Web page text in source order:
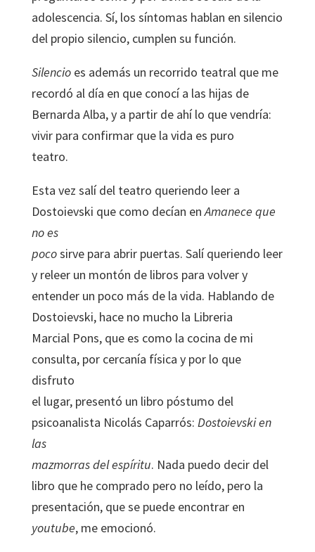
adolescencia. Sí, los síntomas hablan en silencio
del propio silencio, cumplen su función.
Silencio es además un recorrido teatral que me
recordó al día en que conocí a las hijas de
Bernarda Alba, y a partir de ahí lo que vendría:
vivir para confirmar que la vida es puro
teatro.
Esta vez salí del teatro queriendo leer a
Dostoievski que como decían enAmanece que
no es
pocosirve para abrir puertas. Salí queriendo leer
y releer un montón de libros para volver y
entender un poco más de la vida. Hablando de
Dostoievski, hace no mucho la Libreria
Marcial Pons, que es como la cocina de mi
consulta, por cercanía física y por lo que
disfruto
el lugar, presentó un libro póstumo del
psicoanalista Nicolás Caparrós: Dostoievski en
las
mazmorras del espíritu. Nada puedo decir del
libro que he comprado pero no leído, pero la
presentación, que se puede encontrar en
youtube, me emocionó.